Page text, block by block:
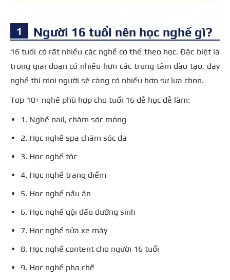
Người 16 tuổi nên học nghề gì?
16 tuổi có rất nhiều các nghề có thể theo học. Đặc biệt là
trong giai đoạn có nhiều hơn các trung tâm đào tạo, dạy
nghề thì mọi người sẽ càng có nhiều hơn sự lựa chọn.
Top 10+ nghề phù hợp cho tuổi 16 dễ học dễ làm:
1. Nghề nail, chăm sóc móng
2. Học nghề spa chăm sóc da
3. Học nghề tóc
4. Học nghề trang điểm
5. Học nghề nấu ăn
6. Học nghề gội đầu dưỡng sinh
7. Học nghề sửa xe máy
8. Học nghề content cho người 16 tuổi
9. Học nghề pha chế